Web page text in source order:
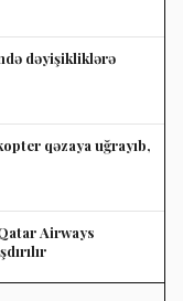
dəyişikliklərə
qəzaya uğrayıb,
Airways